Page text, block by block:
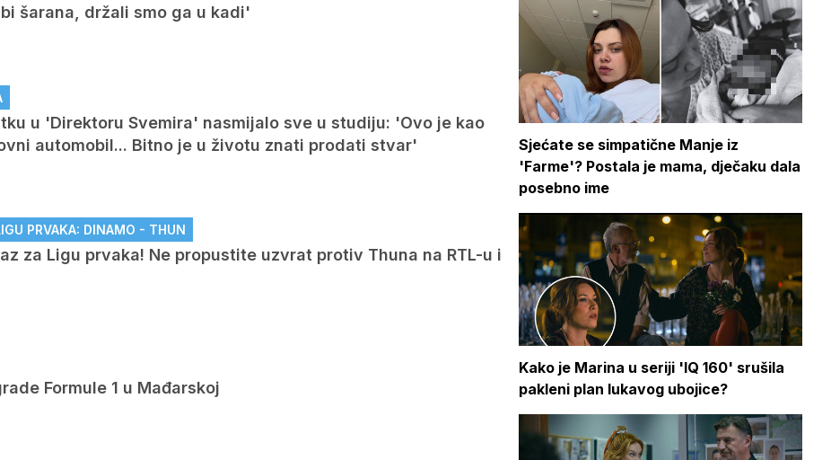
šarana, držali smo ga u kadi'
u 'Direktoru Svemira' nasmijalo sve u studiju: 'Ovo je kao
automobil... Bitno je u životu znati prodati stvar'
PRVAKA: DINAMO - THUN
za Ligu prvaka! Ne propustite uzvrat protiv Thuna na RTL-u i
Formule 1 u Mađarskoj
Sjećate se simpatične Manje iz
'Farme'? Postala je mama, dječaku dala
posebno ime
Kako je Marina u seriji 'IQ 160' srušila
pakleni plan lukavog ubojice?